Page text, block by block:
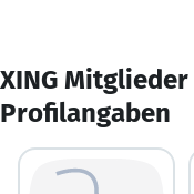
XING
Profilangaben